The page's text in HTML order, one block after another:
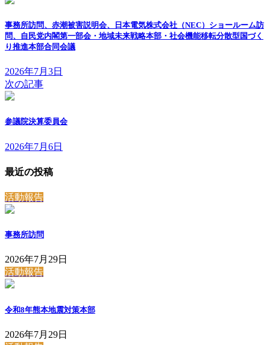
事務所訪問、赤潮被害説明会、日本電気株式会社（NEC）ショールーム訪
問、自民党内閣第一部会・地域未来戦略本部・社会機能移転分散型国づく
り推進本部合同会議
2026年7月3日
次の記事
参議院決算委員会
2026年7月6日
最近の投稿
活動報告
事務所訪問
2026年7月29日
活動報告
令和8年熊本地震対策本部
2026年7月29日